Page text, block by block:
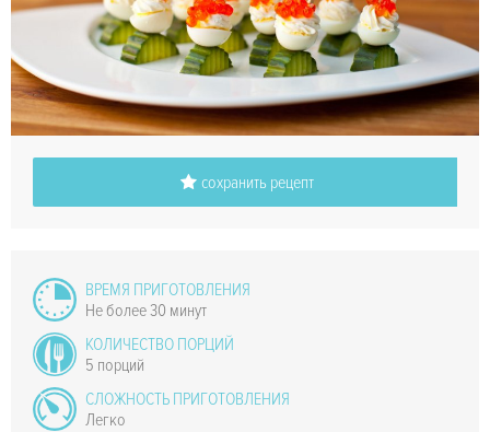
сохранить рецепт
ВРЕМЯ ПРИГОТОВЛЕНИЯ
Не более 30 минут
КОЛИЧЕСТВО ПОРЦИЙ
5 порций
СЛОЖНОСТЬ ПРИГОТОВЛЕНИЯ
Легко